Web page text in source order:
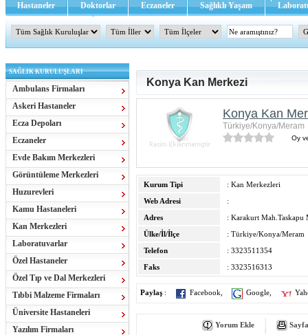
Hastaneler Doktorlar Eczaneler Sağlıklı Yaşam
Sağlık TV - Video İletişim
SAĞLIK KURULUŞLARI
Ambulans Firmaları
Askeri Hastaneler
Ecza Depoları
Eczaneler
Evde Bakım Merkezleri
Görüntüleme Merkezleri
Huzurevleri
Kamu Hastaneleri
Kan Merkezleri
Laboratuvarlar
Özel Hastaneler
Özel Tıp ve Dal Merkezleri
Tıbbi Malzeme Firmaları
Üniversite Hastaneleri
Yazılım Firmaları
Konya Kan Merkezi
Konya Kan
Türkiye/Konya/Meram
Oy
Kurum Tipi
: Kan Merkezleri
Web Adresi
:
Adres
: Karakurt Mah.Taskapu
Ülke/İl/İlçe
: Türkiye/Konya/Meram
Telefon
: 3323511354
Faks
: 3323516313
Paylaş : Facebook Google
Yorum Ekle